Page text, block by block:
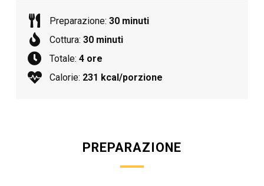
Preparazione:30 minuti
Cottura:30 minuti
Totale:4 ore
Calorie: 231 kcal/porzione
PREPARAZIONE